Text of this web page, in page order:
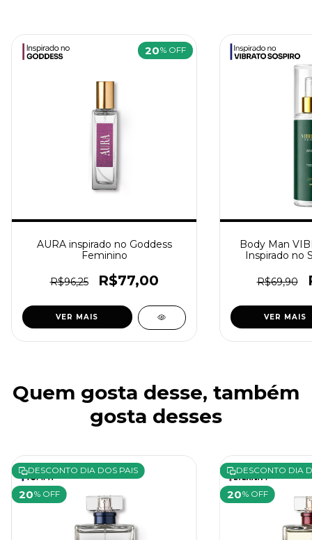
20% OFF
AURA inspirado no Goddess
Feminino
R$96,25 R$77,00
VER MAIS
Body Man
Inspirado no
R$69,90
VER MAIS
Quem gosta desse, também
gosta desses
DESCONTO DIA DOS PAIS
20% OFF
DESCONTO DIA
20% OFF